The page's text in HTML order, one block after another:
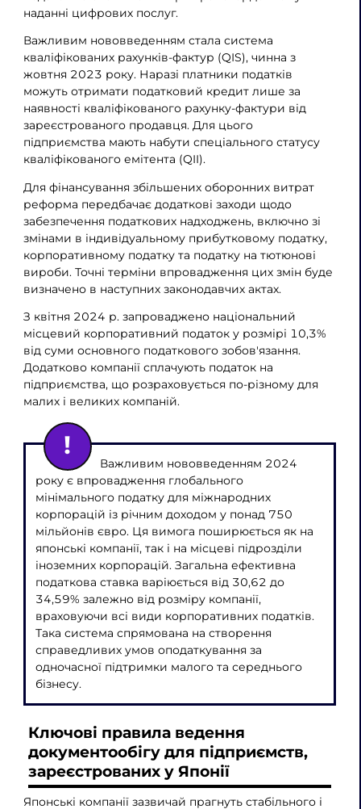
наданні цифрових послуг.
Важливим нововведенням стала система
кваліфікованих рахунків-фактур (QIS), чинна з
жовтня 2023 року. Наразі платники податків
можуть отримати податковий кредит лише за
наявності кваліфікованого рахунку-фактури від
зареєстрованого продавця. Для цього
підприємства мають набути спеціального статусу
кваліфікованого емітента (QII).
Для фінансування збільшених оборонних витрат
реформа передбачає додаткові заходи щодо
забезпечення податкових надходжень, включно зі
змінами в індивідуальному прибутковому податку,
корпоративному податку та податку на тютюнові
вироби. Точні терміни впровадження цих змін буде
визначено в наступних законодавчих актах.
З квітня 2024 р. запроваджено національний
місцевий корпоративний податок у розмірі 10,3%
від суми основного податкового зобов'язання.
Додатково компанії сплачують податок на
підприємства, що розраховується по-різному для
малих і великих компаній.
Важливим нововведенням 2024
року є впровадження глобального
мінімального податку для міжнародних
корпорацій із річним доходом у понад 750
мільйонів євро. Ця вимога поширюється як на
японські компанії, так і на місцеві підрозділи
іноземних корпорацій. Загальна ефективна
податкова ставка варіюється від 30,62 до
34,59% залежно від розміру компанії,
враховуючи всі види корпоративних податків.
Така система спрямована на створення
справедливих умов оподаткування за
одночасної підтримки малого та середнього
бізнесу.
Ключові правила ведення
документообігу для підприємств,
зареєстрованих у Японії
Японські компанії зазвичай прагнуть стабільного і